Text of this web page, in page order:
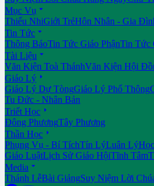
Mục Vụ 
Thiếu NhiGiới TrẻHôn Nhân - Gia
Tin Tức 
Thông BáoTin Tức Giáo PhậnTin Tức
Tài Liệu 
Văn Kiện Toà ThánhVăn Kiện Hội
Giáo Lý 
Giáo Lý Dự TòngGiáo Lý Phổ Thông
Tu Đức - Nhân Bản
Triết Học 
Đông PhươngTây Phương
Thần Học 
Phụng Vụ - Bí TíchTín LýLuân Lý
Giáo LuậtLịch Sử Giáo HộiTĩnh Tâm
Media 
Thánh LễBài GiảngSuy Niệm Lời